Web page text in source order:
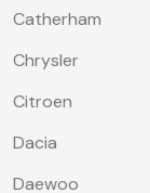
Catherham
Chrysler
Citroen
Dacia
Daewoo